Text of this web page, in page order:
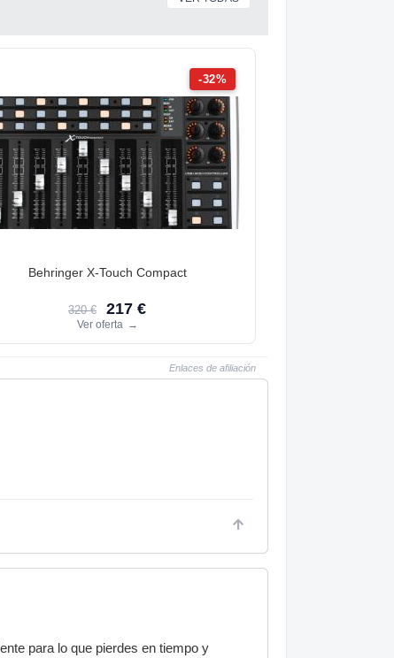
-32%
Behringer X-Touch Compact
320 € 217 €
Ver oferta →
Enlaces de afiliación
para lo que pierdes en tiempo y